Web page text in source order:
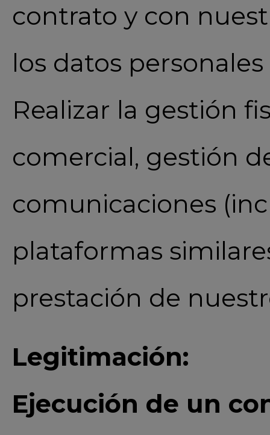
contrato y con
los datos
Realizar la gestión
comercial, gestión
comunicaciones
plataformas
prestación de
Legitimación:
Ejecución de un